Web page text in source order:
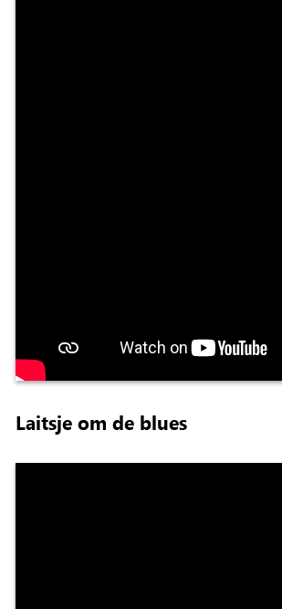
Laitsje om de blues